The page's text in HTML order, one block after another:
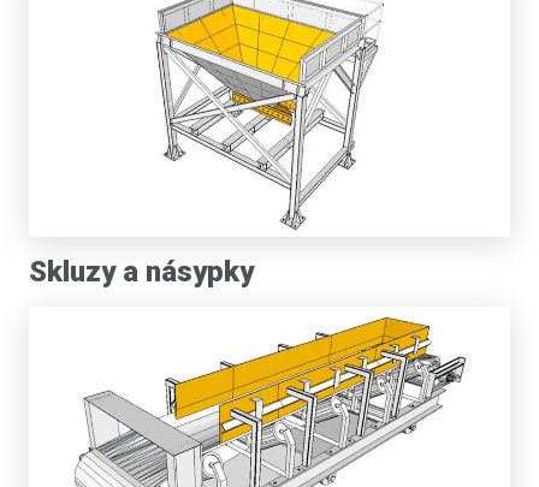
Skluzy a násypky